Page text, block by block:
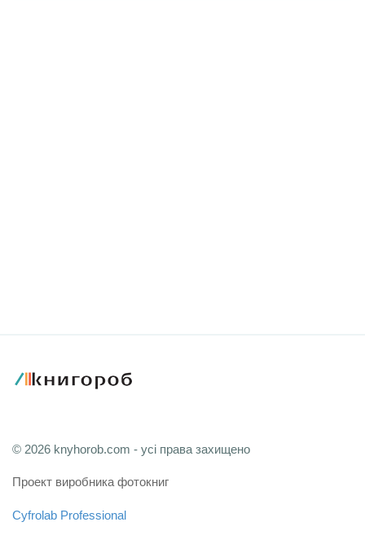
© 2026 knyhorob.com - усі права захищено
Проект виробника фотокниг
Cyfrolab Professional